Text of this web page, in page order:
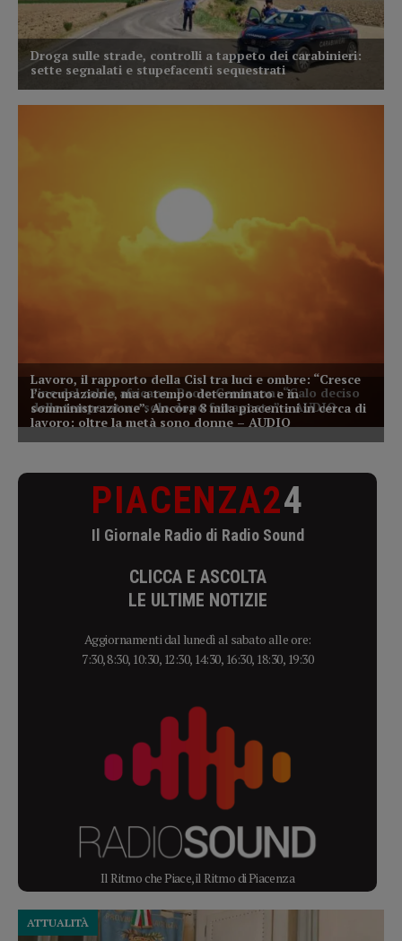
PIACENZA24
Il Giornale Radio di Radio Sound
CLICCA E ASCOLTA
LE ULTIME NOTIZIE
Aggiornamenti dal lunedì al sabato alle ore:
7:30, 8:30, 10:30, 12:30, 14:30, 16:30, 18:30, 19:30
Il Ritmo che Piace, il Ritmo di Piacenza
ATTUALITÀ